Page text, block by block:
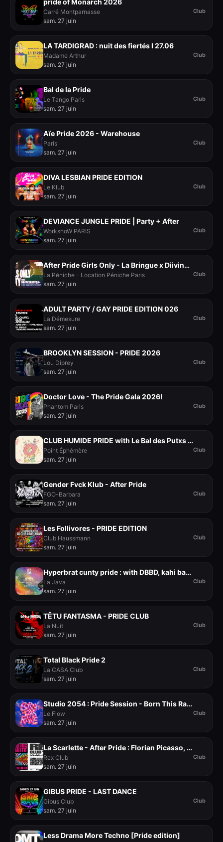
pride of Monarch 2026
Carré Montparnasse
sam. 27 juin
Club
LA TARDIGRAD : nuit des fiertés I 27.06
Madame Arthur
sam. 27 juin
Club
Bal de la Pride
Le Tango Paris
sam. 27 juin
Club
Aïe Pride 2026 - Warehouse
Paris
sam. 27 juin
Club
DIVA LESBIAN PRIDE EDITION
Le Klub
sam. 27 juin
Club
DEVIANCE JUNGLE PRIDE | Party + After
WorkshoW PARIS
sam. 27 juin
Club
After Pride Girls Only - La Bringue x Diivines LGBTQIA+
La Péniche - Location Péniche Paris
sam. 27 juin
Club
ADULT PARTY / GAY PRIDE EDITION 026
La Démesure
sam. 27 juin
Club
BROOKLYN SESSION - PRIDE 2026
Lou Diprey
sam. 27 juin
Club
Doctor Love - The Pride Gala 2026!
Phantom Paris
sam. 27 juin
Club
CLUB HUMIDE PRIDE with Le Bal des Putxs et Dérapage
Point Éphémère
sam. 27 juin
Club
Gender Fvck Klub - After Pride
FGO-Barbara
sam. 27 juin
Club
Les Follivores - PRIDE EDITION
Club Haussmann
sam. 27 juin
Club
Hyperbrat cunty pride : with DBBD, kahi baby & more
La Java
sam. 27 juin
Club
TÊTU FANTASMA - PRIDE CLUB
La Nuit
sam. 27 juin
Club
Total Black Pride 2
La CASA Club
sam. 27 juin
Club
Studio 2054 : Pride Session - Born This Rave
Le Flow
sam. 27 juin
Club
La Scarlette - After Pride : Florian Picasso, Shoshana,...
Rex Club
sam. 27 juin
Club
GIBUS PRIDE - LAST DANCE
Gibus Club
sam. 27 juin
Club
Less Drama More Techno [Pride edition]